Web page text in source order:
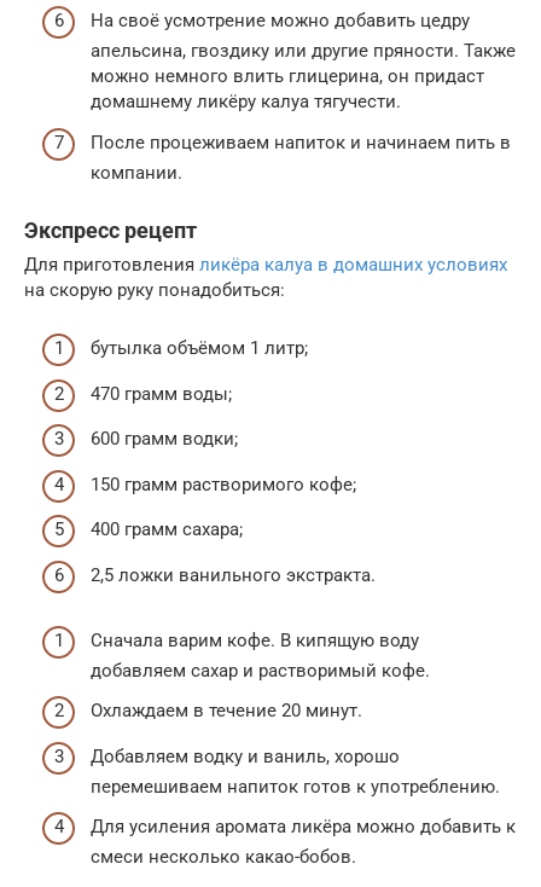
На своё усмотрение можно добавить цедру
апельсина, гвоздику или другие пряности. Также
можно немного влить глицерина, он придаст
домашнему ликёру калуа тягучести.
После процеживаем напиток и начинаем пить в
компании.
Экспресс рецепт
Для приготовления ликёра калуа в домашних условиях
на скорую руку понадобиться:
бутылка объёмом 1 литр;
470 грамм воды;
600 грамм водки;
150 грамм растворимого кофе;
400 грамм сахара;
2,5 ложки ванильного экстракта.
Сначала варим кофе. В кипящую воду
добавляем сахар и растворимый кофе.
Охлаждаем в течение 20 минут.
Добавляем водку и ваниль, хорошо
перемешиваем напиток готов к употреблению.
Для усиления аромата ликёра можно добавить к
смеси несколько какао-бобов.